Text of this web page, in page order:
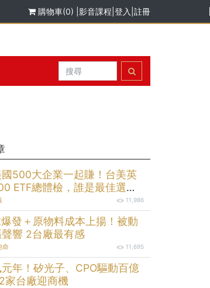
購物車(0) 影音課程 登入 註冊
500大企業一起賺！台美英
ETF總體檢，誰是最佳選
11,986
發＋原物料成本上揚！被動
響 2台廠最有感
命 11,695
年！矽光子、CPO驅動百億
家台廠迎商機